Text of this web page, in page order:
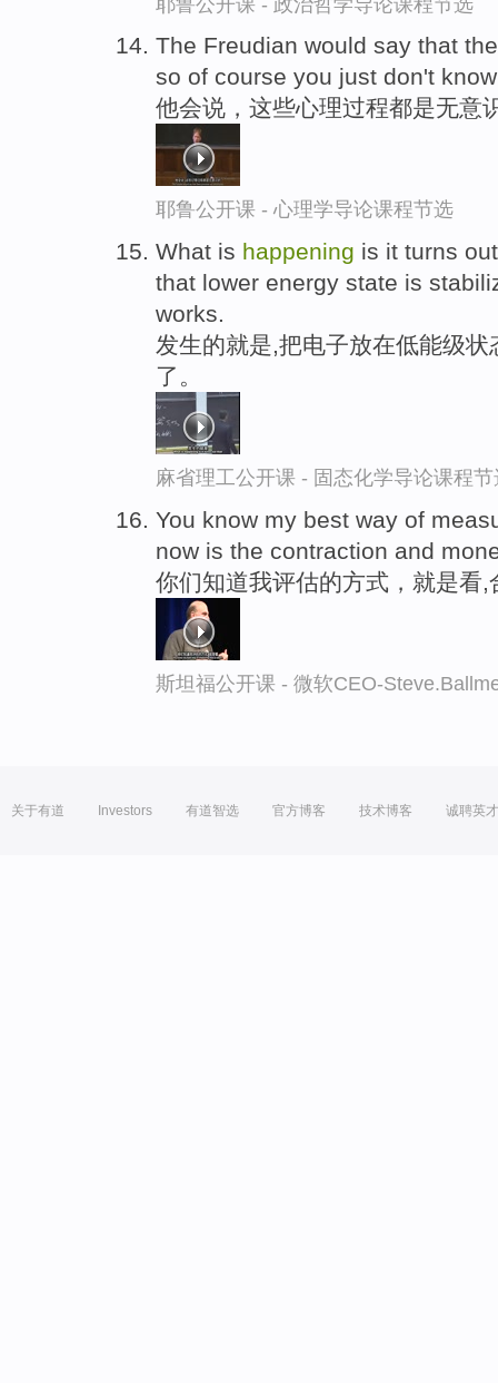
The Freudian would say that
so of course you just don't
他会说，这些心理过程都是无意
耶鲁公开课 - 心理学导论课程节选
What is happening is it turns
that lower energy state is
works.
发生的就是,把电子放在低能级
了。
麻省理工公开课 - 固态化学导论课程节
You know my best way of
now is the contraction and
你们知道我评估的方式，就是看
斯坦福公开课 - 微软CEO-
关于有道 Investors 有道智选 官方博客 技术博客 诚聘英才